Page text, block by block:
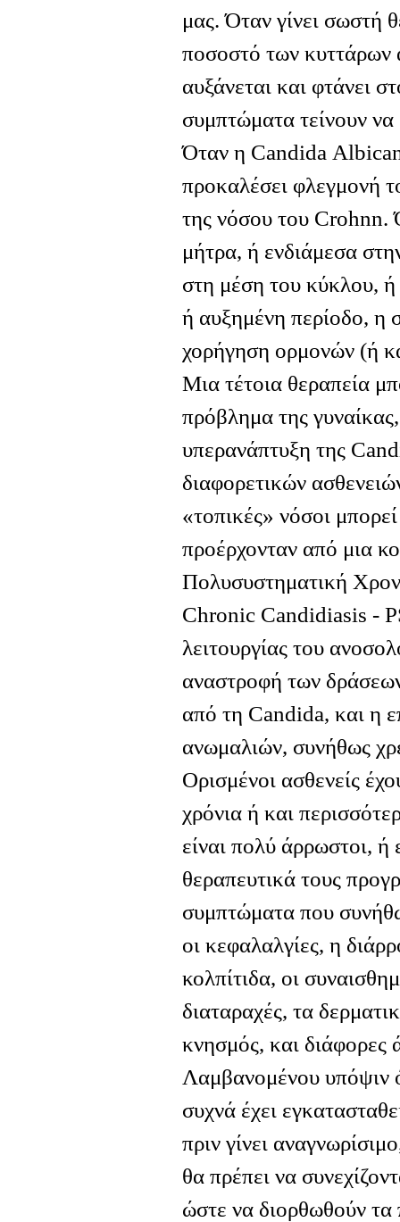
μας. Όταν γίνει σωστή
ποσοστό των
αυξάνεται και φτάνει
συμπτώματα τείνουν να
Όταν η Candida
προκαλέσει φλεγμονή
της νόσου του Crohnn.
μήτρα, ή ενδιάμεσα
στη μέση του κύκλου,
ή αυξημένη περίοδο, η
χορήγηση ορμονών (ή
Μια τέτοια θεραπεία
πρόβλημα της
υπερανάπτυξη της
διαφορετικών
«τοπικές» νόσοι
προέρχονταν από μια
Πολυσυστηματική
Chronic Candidiasis -
λειτουργίας του
αναστροφή των
από τη Candida, και η
ανωμαλιών, συνήθως
Ορισμένοι ασθενείς
χρόνια ή και
είναι πολύ άρρωστοι,
θεραπευτικά τους
συμπτώματα που
οι κεφαλαλγίες, η
κολπίτιδα, οι
διαταραχές, τα
κνησμός, και διάφορες
Λαμβανομένου υπόψιν
συχνά έχει
πριν γίνει
θα πρέπει να
ώστε να διορθωθούν